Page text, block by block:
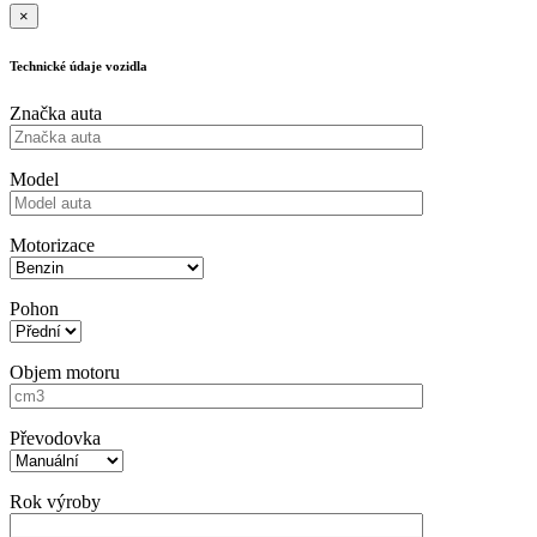
×
Technické údaje vozidla
Značka auta
Model
Motorizace
Pohon
Objem motoru
Převodovka
Rok výroby